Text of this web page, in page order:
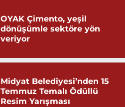
OYAK Çimento, yeşil
dönüşümle sektöre yön
veriyor
Midyat Belediyesi’nden 15
Temmuz Temalı Ödüllü
Resim Yarışması